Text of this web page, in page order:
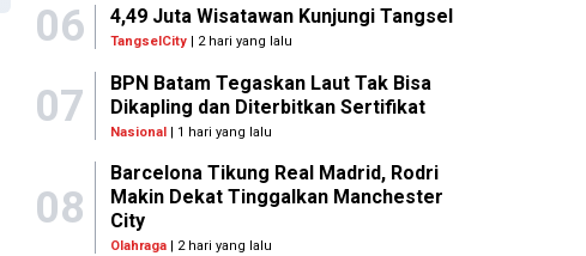
06 4,49 Juta Wisatawan Kunjungi Tangsel
TangselCity | 2 hari yang lalu
07
BPN Batam Tegaskan Laut Tak Bisa
Dikapling dan Diterbitkan Sertifikat
Nasional | 1 hari yang lalu
08
Barcelona Tikung Real Madrid, Rodri
Makin Dekat Tinggalkan Manchester
City
Olahraga| 2 hari yang lalu